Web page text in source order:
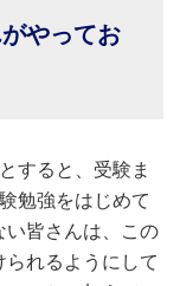
やってお
すると、受験ま
勉強をはじめて
い皆さんは、この
れるようにして